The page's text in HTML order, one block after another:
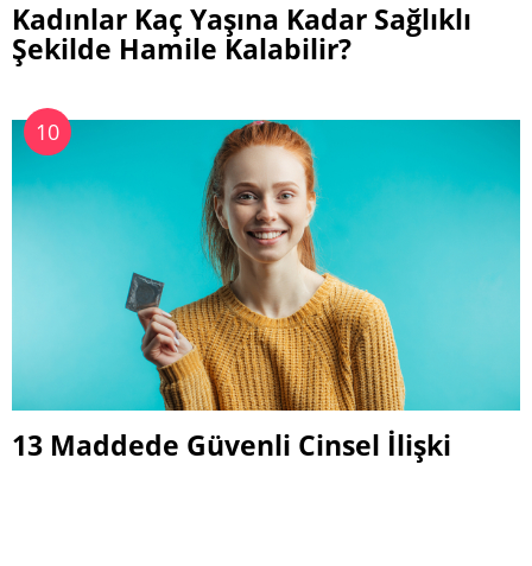
Kadınlar Kaç Yaşına Kadar Sağlıklı
Şekilde Hamile Kalabilir?
13 Maddede Güvenli Cinsel İlişki